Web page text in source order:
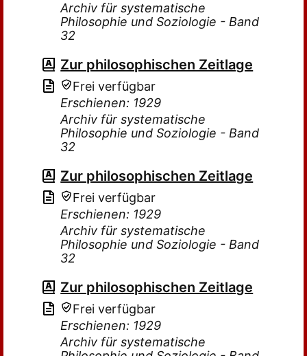
Archiv für systematische
Philosophie und Soziologie - Band
32
Zur philosophischen Zeitlage
Frei verfügbar
Erschienen: 1929
Archiv für systematische
Philosophie und Soziologie - Band
32
Zur philosophischen Zeitlage
Frei verfügbar
Erschienen: 1929
Archiv für systematische
Philosophie und Soziologie - Band
32
Zur philosophischen Zeitlage
Frei verfügbar
Erschienen: 1929
Archiv für systematische